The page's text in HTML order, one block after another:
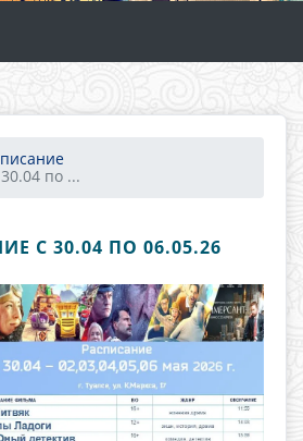
по ...
С 30.04 ПО 06.05.26